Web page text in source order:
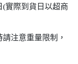
到貨日以超商
注意重量限制，